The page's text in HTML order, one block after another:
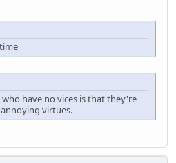
have no vices is that they're
virtues.